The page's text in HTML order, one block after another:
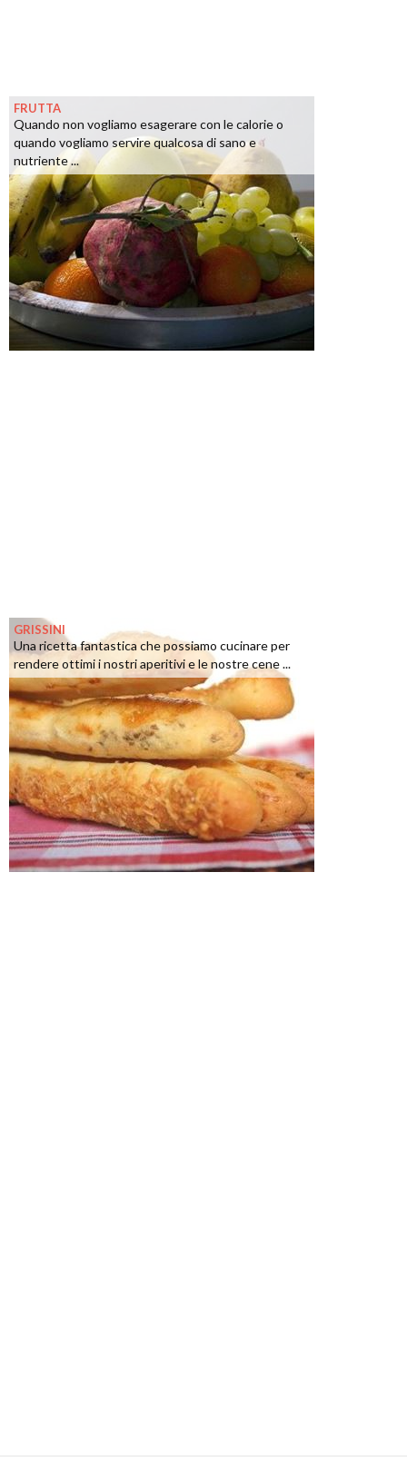
FRUTTA
Quando non vogliamo esagerare con le calorie o
quando vogliamo servire qualcosa di sano e
nutriente ...
GRISSINI
Una ricetta fantastica che possiamo cucinare per
rendere ottimi i nostri aperitivi e le nostre cene ...